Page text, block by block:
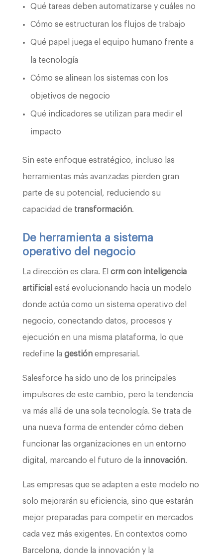
Qué tareas deben automatizarse y cuáles no
Cómo se estructuran los flujos de trabajo
Qué papel juega el equipo humano frente a
la tecnología
Cómo se alinean los sistemas con los
objetivos de negocio
Qué indicadores se utilizan para medir el
impacto
Sin este enfoque estratégico, incluso las
herramientas más avanzadas pierden gran
parte de su potencial, reduciendo su
capacidad de transformación.
De herramienta a sistema
operativo del negocio
La dirección es clara. El crm con inteligencia
artificial está evolucionando hacia un modelo
donde actúa como un sistema operativo del
negocio, conectando datos, procesos y
ejecución en una misma plataforma, lo que
redefine la gestiónempresarial.
Salesforce ha sido uno de los principales
impulsores de este cambio, pero la tendencia
va más allá de una sola tecnología. Se trata de
una nueva forma de entender cómo deben
funcionar las organizaciones en un entorno
digital, marcando el futuro de la innovación.
Las empresas que se adapten a este modelo no
solo mejorarán su eficiencia, sino que estarán
mejor preparadas para competir en mercados
cada vez más exigentes. En contextos como
Barcelona, donde la innovación y la